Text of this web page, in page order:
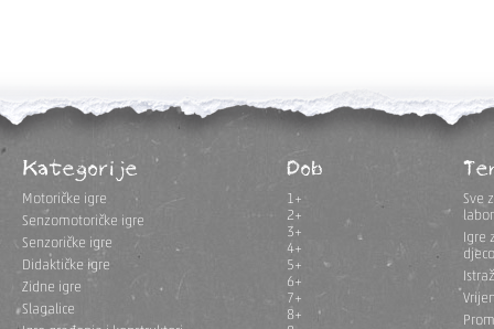
Kategorije
Motoričke igre
Senzomotoričke igre
Senzoričke igre
Didaktičke igre
Zidne igre
Slagalice
Dob
1+
2+
3+
4+
5+
6+
7+
8+
Sve
Igre